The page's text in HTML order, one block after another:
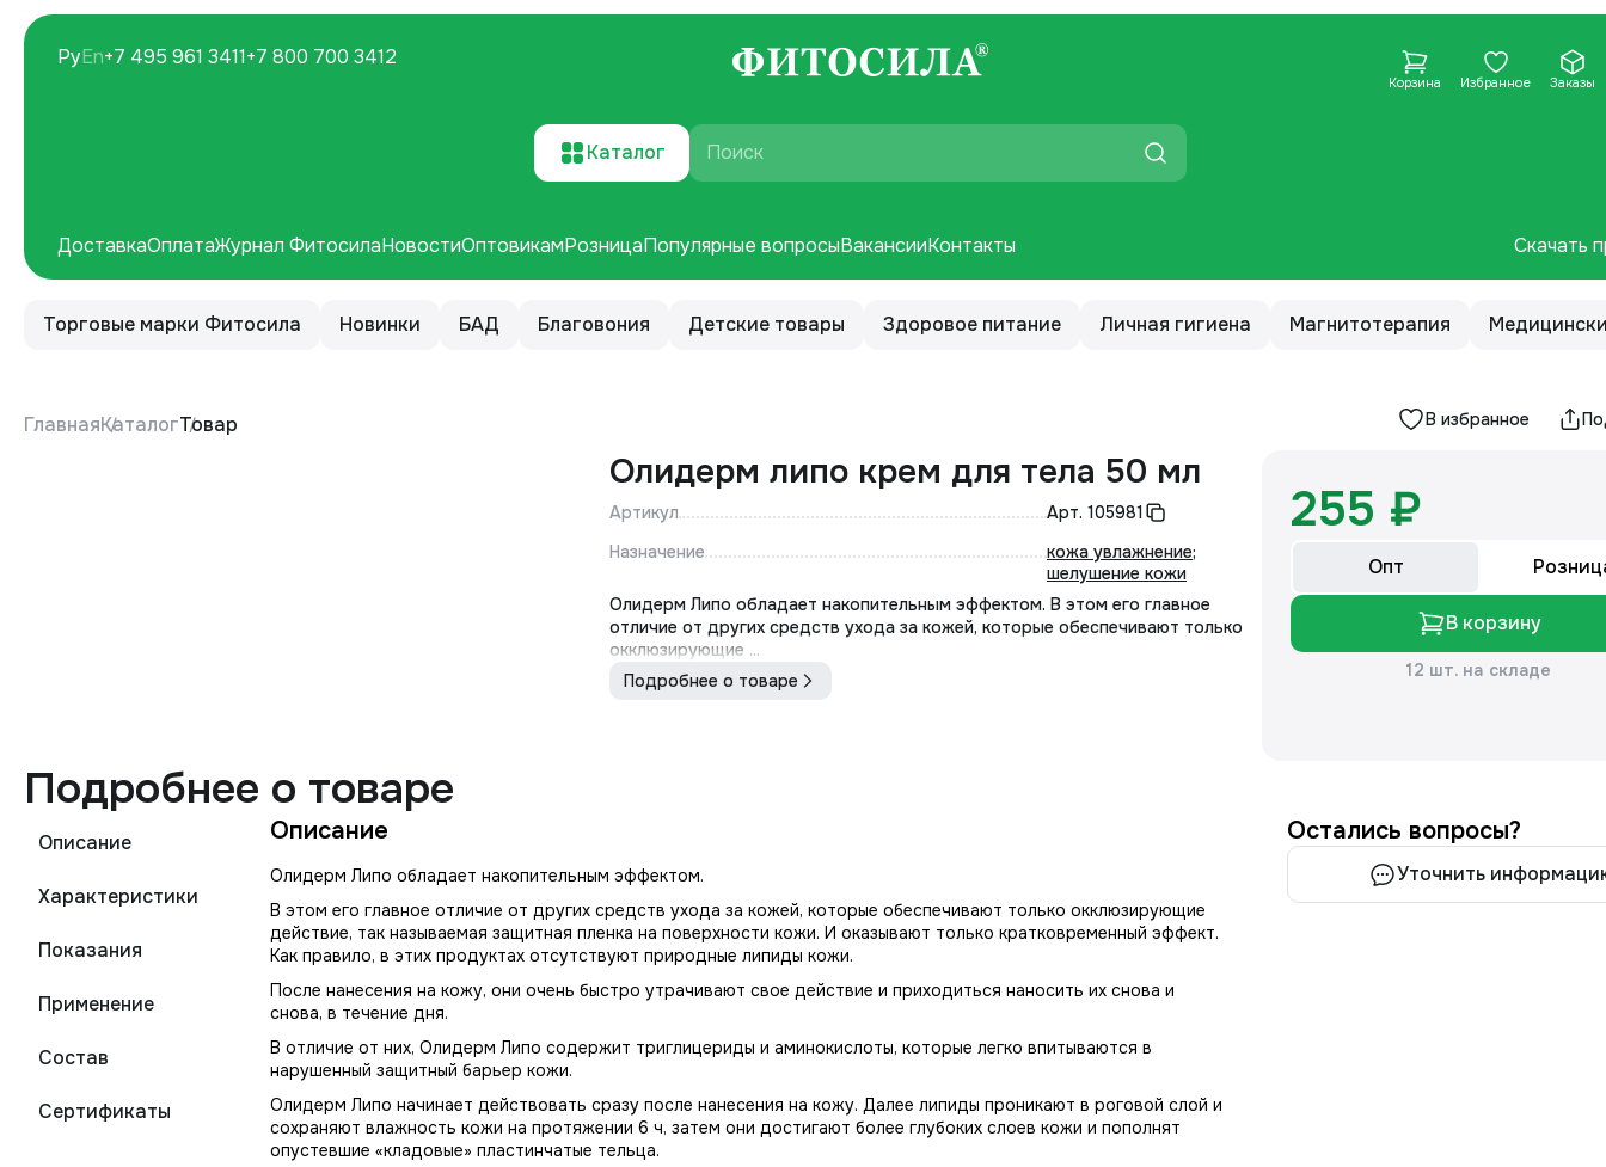
Корзина Избранное Заказы
Скачать
ДоставкаОплатаЖурнал ФитосилаНовостиОптовикамРозницаПопулярные вопросыВакансииКонтакты
РуEn+7 495 961 3411+7 800 700 3412
Каталог Поиск
Торговые марки Фитосила Новинки БАД Благовония Детские товары Здоровое питание Личная гигиена Магнитотерапия
ГлавнаяКаталогТовар В избранное
Олидерм липо крем для тела 50 мл
Артикул Арт. 105981
Назначение
кожа увлажнение;
шелушение кожи
Олидерм Липо обладает накопительным эффектом. В этом его главное
отличие от других средств ухода за кожей, которые обеспечивают только
окклюзирующие ...
Подробнее о товаре
255 ₽
Опт
В корзину
12 шт. на складе
Подробнее о товаре
Описание
Характеристики
Показания
Применение
Состав
Сертификаты
Описание
Олидерм Липо обладает накопительным эффектом.
В этом его главное отличие от других средств ухода за кожей, которые обеспечивают только окклюзирующие
действие, так называемая защитная пленка на поверхности кожи. И оказывают только кратковременный эффект.
Как правило, в этих продуктах отсутствуют природные липиды кожи.
После нанесения на кожу, они очень быстро утрачивают свое действие и приходиться наносить их снова и
снова, в течение дня.
В отличие от них, Олидерм Липо содержит триглицериды и аминокислоты, которые легко впитываются в
нарушенный защитный барьер кожи.
Олидерм Липо начинает действовать сразу после нанесения на кожу. Далее липиды проникают в роговой слой и
сохраняют влажность кожи на протяжении 6 ч, затем они достигают более глубоких слоев кожи и пополнят
опустевшие «кладовые» пластинчатые тельца.
Остались вопросы?
Уточнить